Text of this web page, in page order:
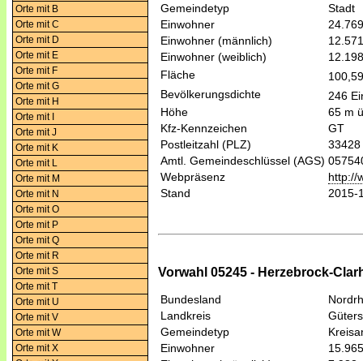
Orte mit B
Orte mit C
Orte mit D
Orte mit E
Orte mit F
Orte mit G
Orte mit H
Orte mit I
Orte mit J
Orte mit K
Orte mit L
Orte mit M
Orte mit N
Orte mit O
Orte mit P
Orte mit Q
Orte mit R
Orte mit S
Orte mit T
Orte mit U
Orte mit V
Orte mit W
Orte mit X
Gemeindetyp
Stadt
Einwohner
24.769
Einwohner (männlich)
12.571
Einwohner (weiblich)
12.198
Fläche
Bevölkerungsdichte
246
Höhe
65 m
Kfz-Kennzeichen
GT
Postleitzahl (PLZ)
33428
Amtl. Gemeindeschlüssel (AGS)
Webpräsenz
http://
Stand
2015-
Vorwahl 05245 - Herzebrock-
Bundesland
Landkreis
Gemeindetyp
Einwohner
15.965